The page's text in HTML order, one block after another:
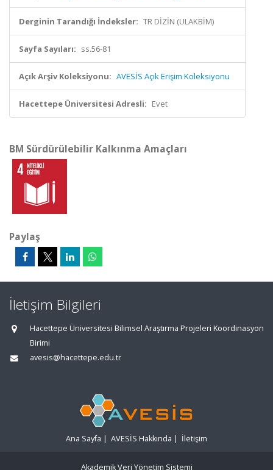
Derginin Tarandığı İndeksler: TR DİZİN (ULAKBİM)
Sayfa Sayıları: ss.56-81
Açık Arşiv Koleksiyonu: AVESİS Açık Erişim Koleksiyonu
Hacettepe Üniversitesi Adresli: Evet
BM Sürdürülebilir Kalkınma Amaçları
Paylaş
İletişim Bilgileri
Hacettepe Üniversitesi Bilimsel Araştırma Projeleri Koordinasyon
Birimi
avesis@hacettepe.edu.tr
Ana Sayfa | AVESİS Hakkında | İletişim
Akademik Veri Yönetim Sistemi